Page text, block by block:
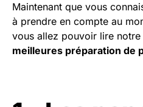
Maintenant que vous
à prendre en compte au
vous allez pouvoir lire notre
meilleures préparation de